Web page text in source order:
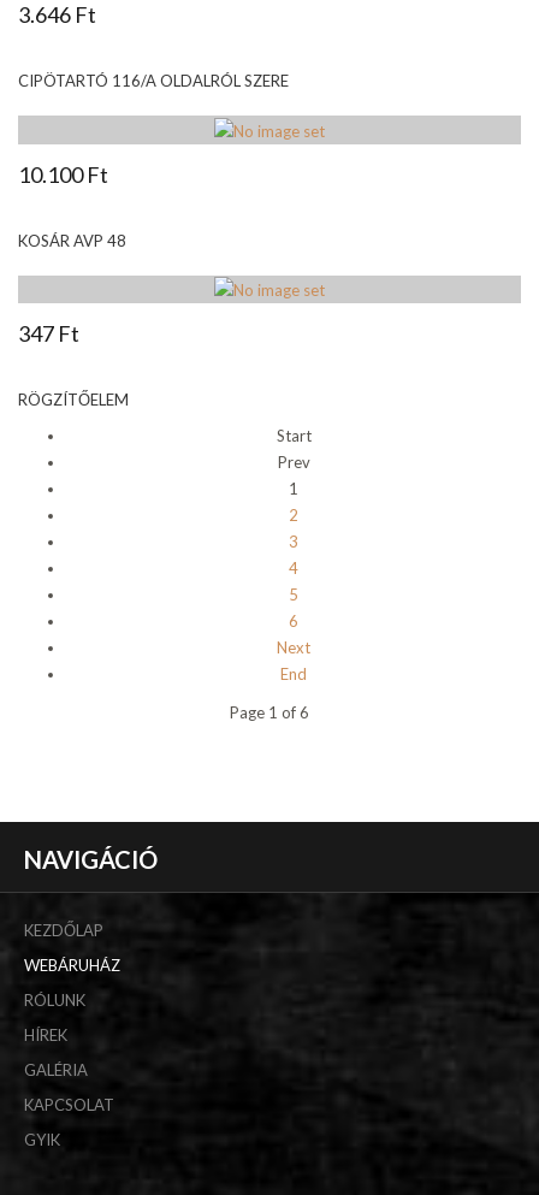
3.646 Ft
CIPÖTARTÓ 116/A OLDALRÓL SZERE
10.100 Ft
KOSÁR AVP 48
347 Ft
RÖGZÍTŐELEM
Start
Prev
1
2
3
4
5
6
Next
End
Page 1 of 6
NAVIGÁCIÓ
KEZDŐLAP
WEBÁRUHÁZ
RÓLUNK
HÍREK
GALÉRIA
KAPCSOLAT
GYIK